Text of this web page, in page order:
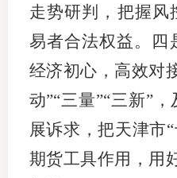
走势研判，把握风
易者合法权益。四
经济初心，高效对
动”“三量”“三新”
展诉求，把天津市
期货工具作用，用